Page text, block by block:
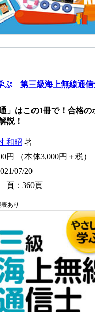
ぶ 第三級海上無線通信
通」はこの1冊で！合格
説！
和昭 著
円 （本体3,000円＋税）
07/20
頁：360頁
あり